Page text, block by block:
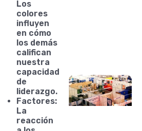
Los
colores
influyen
en cómo
los demás
califican
nuestra
capacidad
de
liderazgo.
Factores:
La
reacción